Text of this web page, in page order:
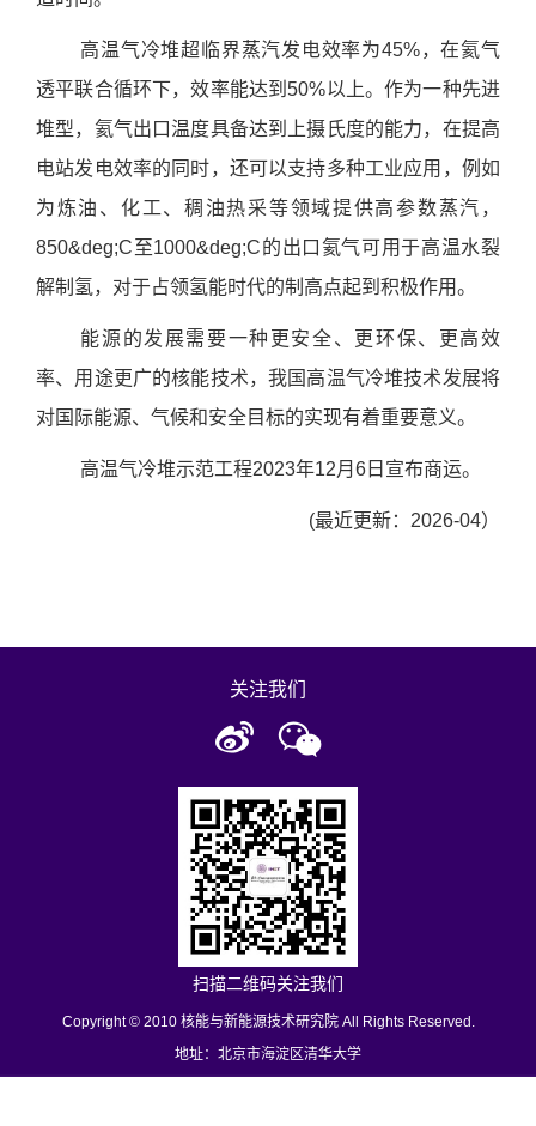
高温气冷堆超临界蒸汽发电效率为45%，在氦气
透平联合循环下，效率能达到50%以上。作为一种先进
堆型，氦气出口温度具备达到上摄氏度的能力，在提高
电站发电效率的同时，还可以支持多种工业应用，例如
为炼油、化工、稠油热采等领域提供高参数蒸汽，
850&deg;C至1000&deg;C的出口氦气可用于高温水裂
解制氢，对于占领氢能时代的制高点起到积极作用。
能源的发展需要一种更安全、更环保、更高效
率、用途更广的核能技术，我国高温气冷堆技术发展将
对国际能源、气候和安全目标的实现有着重要意义。
高温气冷堆示范工程2023年12月6日宣布商运。
(最近更新：2026-04）
关注我们
扫描二维码关注我们
Copyright © 2010 核能与新能源技术研究院 All Rights Reserved.
地址：北京市海淀区清华大学